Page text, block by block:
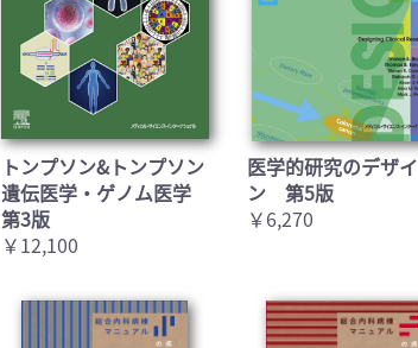
トンプソン&トンプソン
遺伝医学・ゲノム医学
第3版
￥12,100
医学的研究のデザイ
ン 第5版
￥6,270